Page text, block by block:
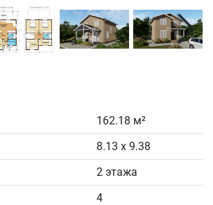
162.18 м²
8.13 x 9.38
2 этажа
4